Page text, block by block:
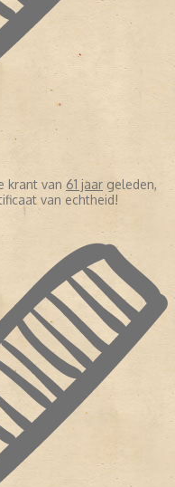
krant van 61 jaar geleden,
van echtheid!